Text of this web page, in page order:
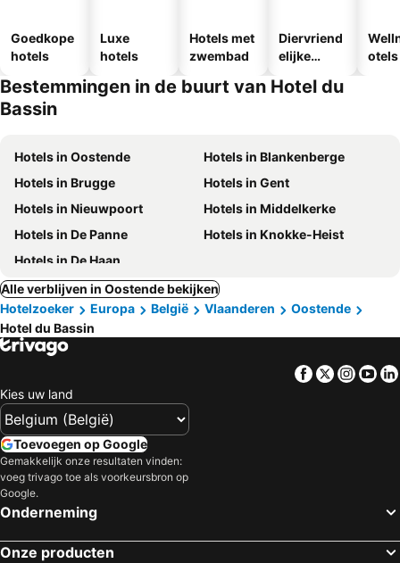
Goedkope
hotels
Luxe
hotels
Hotels met
zwembad
Diervriend
elijke
otels
Bestemmingen in de buurt van Hotel du
Bassin
Hotels in Oostende
Hotels in Blankenberge
Hotels in Brugge
Hotels in Gent
Hotels in Nieuwpoort
Hotels in Middelkerke
Hotels in De Panne
Hotels in Knokke-Heist
Hotels in De Haan
Alle verblijven in Oostende bekijken
Hotelzoeker
Europa België Vlaanderen
Oostende
Hotel du Bassin
Facebook
Twitter
Kies uw land
Toevoegen op Google
Gemakkelijk onze resultaten vinden:
voeg trivago toe als voorkeursbron op
Google.
Onderneming
Onze producten